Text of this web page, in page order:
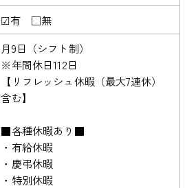
☑有 □無
月9日（シフト制）
※年間休日112日
【リフレッシュ休暇（最大7連休）
含む】
■各種休暇あり■
・有給休暇
・慶弔休暇
・特別休暇